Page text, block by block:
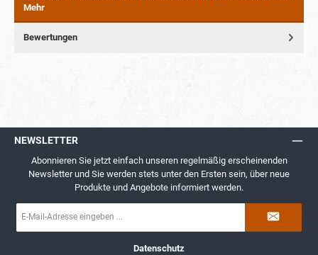
Mehr
Bewertungen
NEWSLETTER
Abonnieren Sie jetzt einfach unseren regelmäßig erscheinenden
Newsletter und Sie werden stets unter den Ersten sein, über neue
Produkte und Angebote informiert werden.
Mail-
Datenschutz